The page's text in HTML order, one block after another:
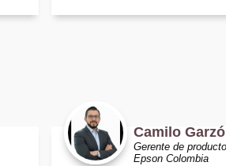
Camilo
Gerente de
Epson Colombia